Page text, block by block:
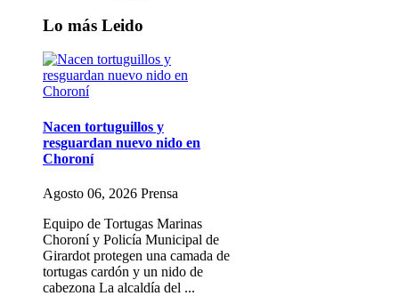
Lo más Leido
Nacen tortuguillos y
resguardan nuevo nido en
Choroní
Agosto 06, 2026 Prensa
Equipo de Tortugas Marinas
Choroní y Policía Municipal de
Girardot protegen una camada de
tortugas cardón y un nido de
cabezona La alcaldía del ...